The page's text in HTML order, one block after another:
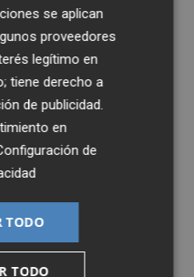
que la
gobierno tripartito
pedido
y la
del próximo
gaste en pagar
podrá destinase
ciudadanos”
que,
se aplican
proveedores
legítimo en
tiene derecho a
de publicidad
en
de
TODO
TODO